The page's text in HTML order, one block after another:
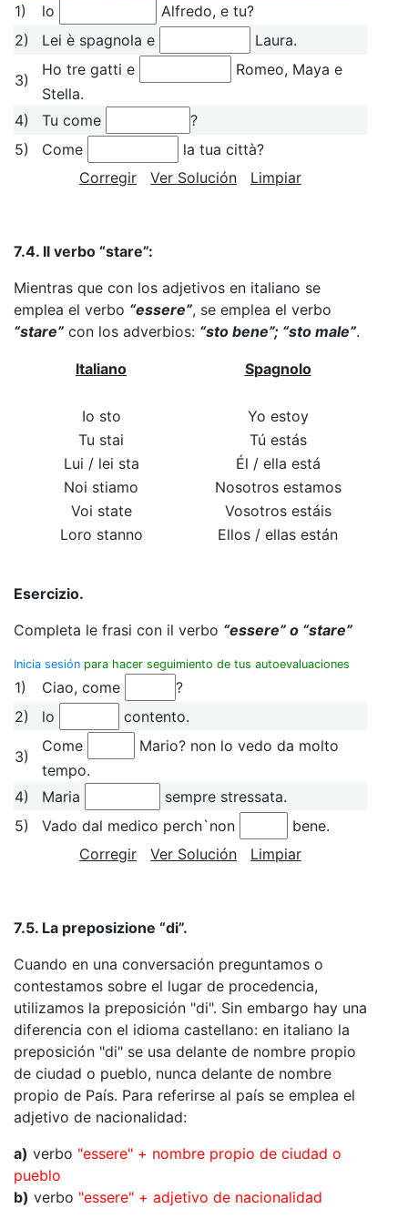
1) lo
Alfredo, e tu?
2)
Lei è spagnola e Laura.
3)
Ho tre gatti e
Romeo, Maya e
Stella.
4)
Tu come
?
5)
Come
la tua città?
Corregir
Ver Solución Limpiar
7.4. Il verbo “stare”:
Mientras que con los adjetivos en italiano se
emplea el verbo “essere”, se emplea el verbo
“stare” con los adverbios: “sto bene”; “sto male”.
Italiano Spagnolo
Io sto
Yo estoy
Tu stai
Tú estás
Lui / lei sta
Él / ella está
Noi stiamo
Nosotros estamos
Voi state
Vosotros estáis
Loro stanno
Ellos / ellas están
Esercizio.
Completa le frasi con il verbo “essere” o “stare”
Inicia sesión para hacer seguimiento de tus autoevaluaciones
1) Ciao, come
?
2)
lo contento.
3)
Come
Mario? non lo vedo da molto
tempo.
4)
Maria
sempre stressata.
5)
Vado dal medico perch`non
bene.
Corregir
Ver Solución Limpiar
7.5. La preposizione “di”.
Cuando en una conversación preguntamos o
contestamos sobre el lugar de procedencia,
utilizamos la preposición "di". Sin embargo hay una
diferencia con el idioma castellano: en italiano la
preposición "di" se usa delante de nombre propio
de ciudad o pueblo, nunca delante de nombre
propio de País. Para referirse al país se emplea el
adjetivo de nacionalidad:
a) verbo "essere" + nombre propio de ciudad o
pueblo
b) verbo "essere" + adjetivo de nacionalidad